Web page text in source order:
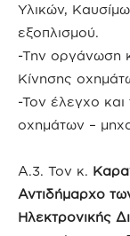
Υλικών,
εξοπλισμού.
-Την οργάνωση
Κίνησης
-Τον έλεγχο
οχημάτων –
Α.3. Τον κ.
Αντιδήμαρχο
Ηλεκτρονικής